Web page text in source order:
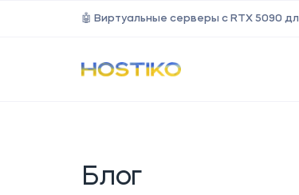
🤖 Виртуальные серверы с RTX 5090
Блог